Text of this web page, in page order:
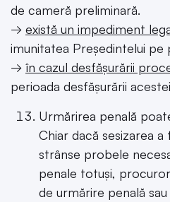
de cameră preliminară.
→ există un impediment
imunitatea Președintelui pe
→ în cazul desfășurării
perioada desfășurării
Urmărirea penală
Chiar dacă sesizarea
strânse probele
penale totuși,
de urmărire penală